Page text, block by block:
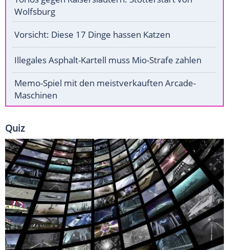
Wolfsburg
Vorsicht: Diese 17 Dinge hassen Katzen
Illegales Asphalt-Kartell muss Mio-Strafe zahlen
Memo-Spiel mit den meistverkauften Arcade-
Maschinen
Quiz